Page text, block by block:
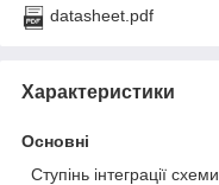
datasheet.pdf
Характеристики
Основні
Ступінь інтеграції схеми